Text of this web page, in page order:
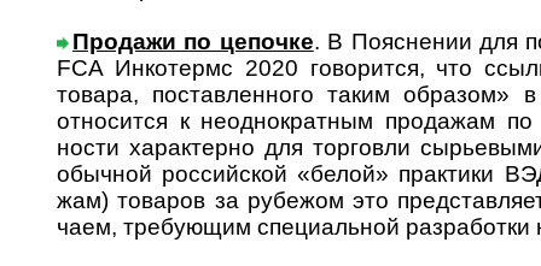
Продажи по цепочке. В Пояснении для
FCA Инко­термс 2020 гово­рится, что
товара, постав­ленного таким обра­зом»
отно­сится к неодно­крат­ным прода­жам
ности харак­терно для тор­говли
обыч­ной россий­ской «белой» прак­тики
жам) това­ров за рубе­жом это
чаем, требу­ющим специ­альной разра­ботки